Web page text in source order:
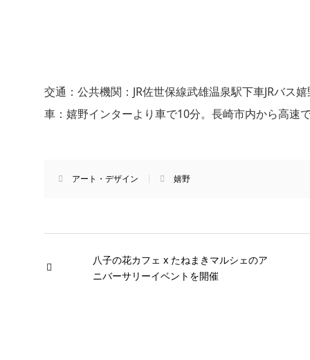
交通：公共機関：JR佐世保線武雄温泉駅下車JRバス
車：嬉野インターより車で10分。長崎市内から高速
アート・デザイン 嬉野
八子の花カフェ x たねまきマルシェのア
ニバーサリーイベントを開催